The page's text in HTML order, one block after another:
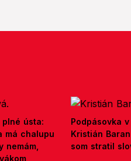
ústa:
má chalupu
nemám,
Podpásovka
Kristián
som stratil